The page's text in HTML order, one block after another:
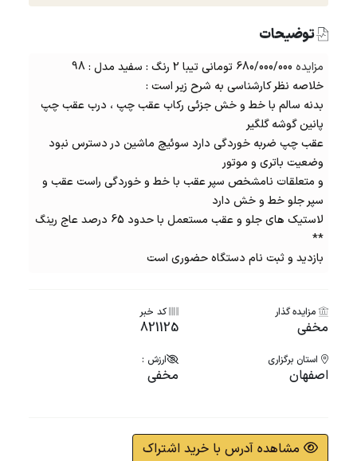
توضیحات
مزایده680/000/000 تومانی تیبا 2 رنگ : سفید مدل : 98
خلاصه نظر کارشناسی به شرح زیر است :
بدنه سالم با خط و خش جزئی رکاب عقب چپ ، درب عقب چپ
پانین گوشه گلگیر
عقب چپ ضربه خوردگی دارد سوئیچ ماشین در دسترس نبود
وضعیت باتری و موتور
و متعلقات نامشخص سپر عقب با خط و خوردگی راست عقب و
سپر جلو خط و خش دارد
لاستیک های جلو و عقب مستعمل با حدود 65 درصد عاج رینگ
**
بازدید و ثبت نام دستگاه حضوری است
مزایده گذار
مخفی
کد خبر
821125
استان برگزاری
اصفهان
ارزش :
مخفی
مشاهده آدرس با خرید اشتراک